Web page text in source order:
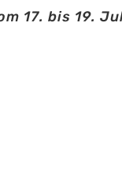
17. bis 19.